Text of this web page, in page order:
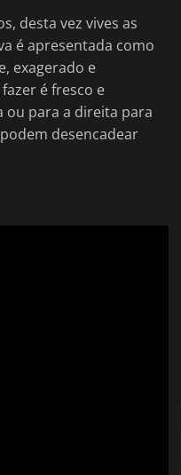
desta vez vives as
é apresentada como
exagerado e
é fresco e
ou para a direita para
desencadear